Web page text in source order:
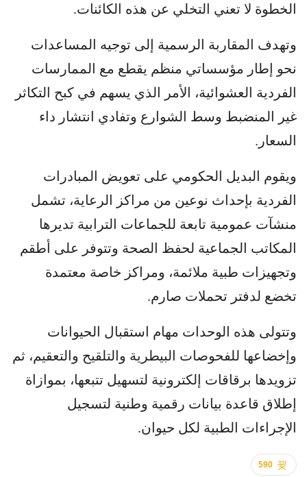
الخطوة لا تعني التخلي عن هذه الكائنات.
وتهدف المقاربة الرسمية إلى توجيه المساعدات
نحو إطار مؤسساتي منظم يقطع مع الممارسات
الفردية العشوائية، الأمر الذي يسهم في كبح التكاثر
غير المنضبط وسط الشوارع وتفادي انتشار داء
السعار.
ويقوم البديل الحكومي على تعويض المبادرات
الفردية بإحداث نوعين من مراكز الرعاية، تشمل
منشآت عمومية تابعة للجماعات الترابية تديرها
المكاتب الجماعية لحفظ الصحة وتتوفر على أطقم
وتجهيزات طبية ملائمة، ومراكز خاصة معتمدة
تخضع لدفتر تحملات صارم.
وتتولى هذه الوحدات مهام استقبال الحيوانات
وإخضاعها للفحوصات البيطرية والتلقيح والتعقيم، ثم
تزويدها برقاقات إلكترونية لتسهيل تتبعها، بموازاة
إطلاق قاعدة بيانات رقمية وطنية لتسجيل
الإجراءات الطبية لكل حيوان.
590